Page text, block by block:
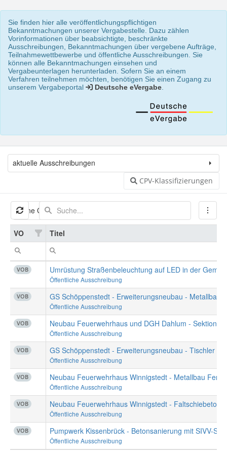
Sie finden hier alle veröffentlichungspflichtigen
Bekanntmachungen unserer Vergabestelle. Dazu zählen
Vorinformationen über beabsichtigte, beschränkte
Ausschreibungen, Bekanntmachungen über vergebene Aufträge,
Teilnahmewettbewerbe und öffentliche Ausschreibungen. Sie
können alle Bekanntmachungen einsehen und
Vergabeunterlagen herunterladen. Sofern Sie an einem
Verfahren teilnehmen möchten, benötigen Sie einen Zugang zu
unserem Vergabeportal
Deutsche eVergabe
aktuelle Ausschreibungen
CPV-Klassifizierungen
VO Titel
VOB Umrüstung Straßenbeleuchtung auf LED in der
Öffentliche Ausschreibung
VOB
Öffentliche Ausschreibung
VOB Neubau Feuerwehrhaus und DGH Dahlum -
Öffentliche Ausschreibung
VOB GS Schöppenstedt - Erweiterungsneubau - Tischler
Öffentliche Ausschreibung
VOB Neubau Feuerwehrhaus Winnigstedt - Metallbau
Öffentliche Ausschreibung
VOB Neubau Feuerwehrhaus Winnigstedt - Faltschiebetore
Öffentliche Ausschreibung
VOB Pumpwerk Kissenbrück - Betonsanierung mit SIVV-
Öffentliche Ausschreibung